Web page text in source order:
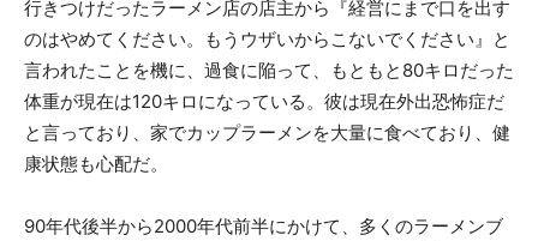
行きつけだったラーメン店の店主から『経営にまで口を出す
のはやめてください。もうウザいからこないでください』と
言われたことを機に、過食に陥って、もともと80キロだった
体重が現在は120キロになっている。彼は現在外出恐怖症だ
と言っており、家でカップラーメンを大量に食べており、健
康状態も心配だ。
90年代後半から2000年代前半にかけて、多くのラーメンブ